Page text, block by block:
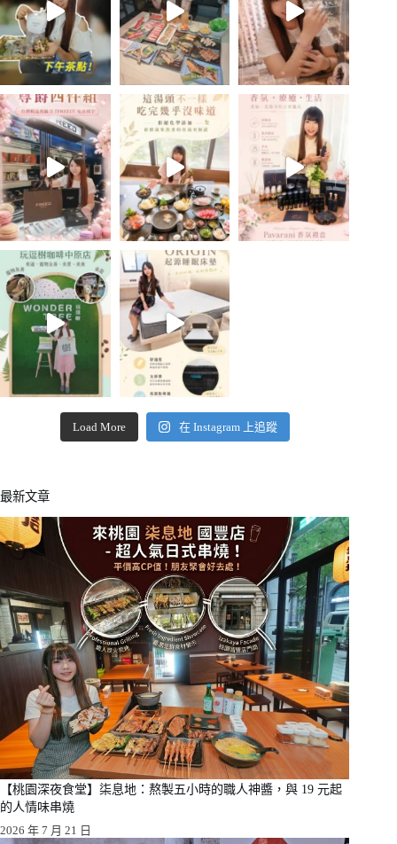
Load More 在 Instagram 上追蹤
最新文章
【桃園深夜食堂】柒息地：熬製五小時的職人神醬，與 19 元起
的人情味串燒
2026 年 7 月 21 日